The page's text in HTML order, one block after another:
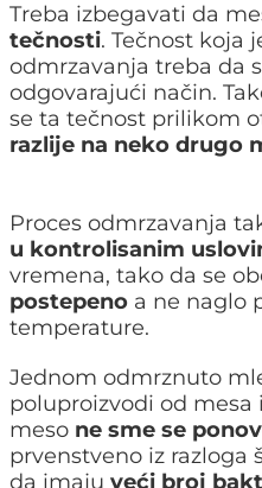
Treba izbegavati da
tečnosti. Tečnost koja
odmrzavanja treba da
odgovarajući način.
se ta tečnost prilikom
razlije na neko drugo
Proces odmrzavanja
u kontrolisanim
vremena, tako da se
postepeno a ne naglo
temperature.
Jednom odmrznuto
poluproizvodi od
meso ne sme se
prvenstveno iz razloga
da imaju veći broj